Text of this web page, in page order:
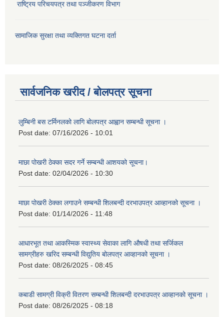
राष्ट्रिय परिचयपत्र तथा पञ्जीकरण विभाग
सामाजिक सुरक्षा तथा व्यक्तिगत घटना दर्ता
सार्वजनिक खरीद / बोलपत्र सूचना
लुम्बिनी बस टर्मिनलको लागि बोलपत्र आह्वान सम्बन्धी सूचना ।
Post date: 07/16/2026 - 10:01
माछा पोखरी ठेक्का सदर गर्ने सम्बन्धी आशयको सूचना।
Post date: 02/04/2026 - 10:30
माछा पोखरी ठेक्का लगाउने सम्बन्धी शिलबन्दी दरभाउपत्र आव्हानको सूचना ।
Post date: 01/14/2026 - 11:48
आधारभूत तथा आकस्मिक स्वास्थ्य सेवाका लागि औषधी तथा सर्जिकल
सामग्रीहरु खरिद सम्बन्धी विद्युतिय बोलपत्र आव्हानको सूचना ।
Post date: 08/26/2025 - 08:45
कबाडी सामग्री विक्री वितरण सम्बन्धी शिलबन्दी दरभाउपत्र आव्हानको सूचना ।
Post date: 08/26/2025 - 08:18